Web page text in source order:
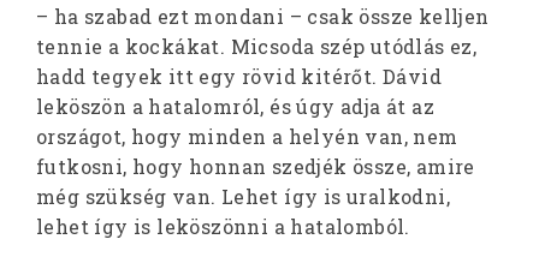
– ha szabad ezt mondani – csak össze kelljen
tennie a kockákat. Micsoda szép utódlás ez,
hadd tegyek itt egy rövid kitérőt. Dávid
leköszön a hatalomról, és úgy adja át az
országot, hogy minden a helyén van, nem
futkosni, hogy honnan szedjék össze, amire
még szükség van. Lehet így is uralkodni,
lehet így is leköszönni a hatalomból.